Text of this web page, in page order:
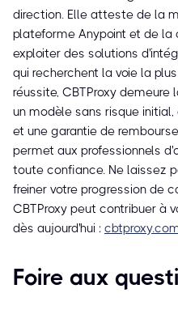
direction. Elle atteste de la
plateforme Anypoint et de la
exploiter des solutions
qui recherchent la voie la
réussite, CBTProxy demeure
un modèle sans risque
et une garantie de
permet aux professionnels
toute confiance. Ne laissez
freiner votre progression de
CBTProxy peut contribuer à
dès aujourd'hui :
Foire aux